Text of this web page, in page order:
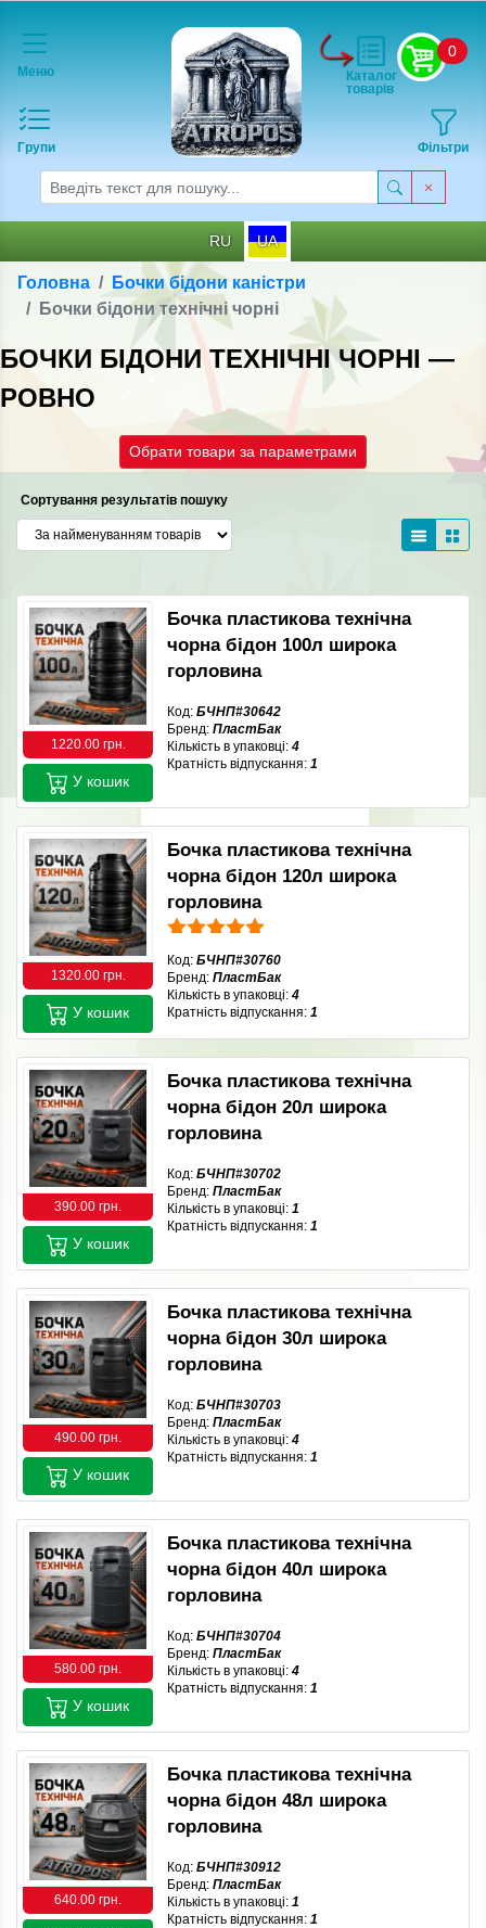
Меню
Групи
0
Фільтри
Каталог
товарів
RU UA
Головна
Бочки бідони каністри
Бочки бідони технічні чорні
БОЧКИ БІДОНИ ТЕХНІЧНІ ЧОРНІ —
РОВНО
Обрати товари за параметрами
Сортування результатів пошуку
1220.00 грн.
Бочка пластикова технічна
чорна бідон 100л широка
горловина
Код: БЧНП#30642
Бренд: ПластБак
Кількість в упаковці: 4
Кратність відпускання: 1
У кошик
1320.00 грн.
Бочка пластикова технічна
чорна бідон 120л широка
горловина
Код: БЧНП#30760
Бренд: ПластБак
Кількість в упаковці: 4
Кратність відпускання: 1
У кошик
390.00 грн.
Бочка пластикова технічна
чорна бідон 20л широка
горловина
Код: БЧНП#30702
Бренд: ПластБак
Кількість в упаковці: 1
Кратність відпускання: 1
У кошик
490.00 грн.
Бочка пластикова технічна
чорна бідон 30л широка
горловина
Код: БЧНП#30703
Бренд: ПластБак
Кількість в упаковці: 4
Кратність відпускання: 1
У кошик
580.00 грн.
Бочка пластикова технічна
чорна бідон 40л широка
горловина
Код: БЧНП#30704
Бренд: ПластБак
Кількість в упаковці: 4
Кратність відпускання: 1
У кошик
640.00 грн.
Бочка пластикова технічна
чорна бідон 48л широка
горловина
Код: БЧНП#30912
Бренд: ПластБак
Кількість в упаковці: 1
Кратність відпускання: 1